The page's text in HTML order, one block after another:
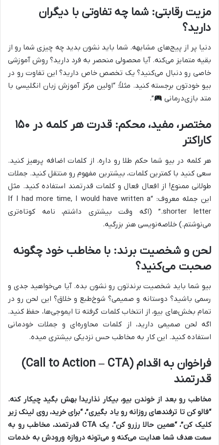
مزیت رقابتی: شما چه تفاوتی با دیگران
دارید؟
دنیا پر از پیج‌های مشابهه. شما باید نشون بدید چه چیزی شما رو از
بقیه متمایز می‌کنه. آیا محصولی منحصر به فرد دارید؟ روش آموزشی
خاصی رو دنبال می‌کنید؟ یک تخصص خاص دارید؟ این تفاوت رو در
بیو خودتون برجسته کنید. مثلاً: “اولین مرکز آموزش زبان انگلیسی با
متد بازی‌درمانی
”.
مختصر، مفید، محکم: قدرت هر کلمه در ۱۵۰
کاراکتر
هر کلمه در بیو شما حکم طلا رو داره. از کلمات اضافه پرهیز کنید.
سعی کنید با کمترین کلمات، بیشترین مفهوم رو منتقل کنید. جملات
طولانی ممنوع! از افعال فعال و کلمات قدرتمند استفاده کنید. مثل
این جمله معروف: “If I had more time, I would have written a
shorter letter.” (اگه وقت بیشتری داشتم، نامه کوتاه‌تری
می‌نوشتم.) خلاصه‌نویسی هنر بزرگیه.
لحن و شخصیت برند: با مخاطب خود چگونه
صحبت می‌کنید؟
بیو شما باید شخصیت برندتون رو نشون بده. آیا می‌خواهید جدی و
رسمی باشید؟ دوستانه و صمیمی؟ شوخ‌طبع و خلاق؟ این لحن رو در
تمام بخش‌های بیو، از انتخاب کلمات گرفته تا ایموجی‌ها، حفظ کنید.
اگه لحن صمیمی دارید، از کلمات محاوره‌ای و جملات خودمانی
استفاده کنید. این کار به مخاطب حس نزدیکی بیشتری میده.
فراخوان به اقدام (Call to Action – CTA)
قدرتمند
مخاطب رو بعد از خوندن بیو، بیکار نذارید! بهش بگید چیکار کنه.
“فالو کن تا ترفندهای روزانه رو یاد بگیری”، “برای خرید، روی لینک زیر
کلیک کن”، “همین حالا رزرو کن”. یک CTA قدرتمند، مخاطب رو به
سمت هدف شما هدایت می‌کنه و می‌تونه دروازه ورودش به خدمات